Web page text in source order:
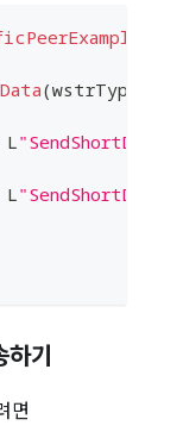
(wstrType
L
L
하기
면